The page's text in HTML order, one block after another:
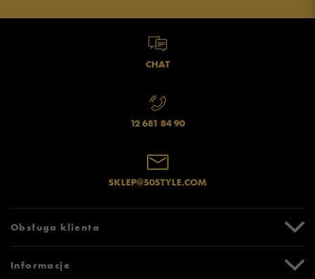
CHAT
12 681 84 90
SKLEP@50STYLE.COM
Obsługa klienta
Zwroty i reklamacje
Informacje